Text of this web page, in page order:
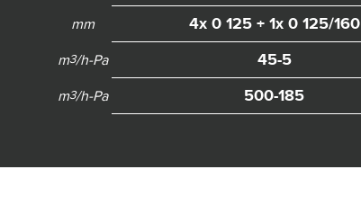
mm 4x 0 125 + 1x 0 125/160
m3/h-Pa 45-5
m3/h-Pa 500-185